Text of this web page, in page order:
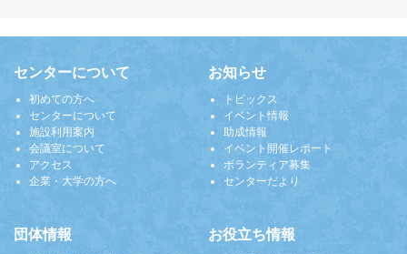
センターについて
初めての方へ
センターについて
施設利用案内
会議室について
アクセス
企業・大学の方へ
お知らせ
トピックス
イベント情報
助成情報
イベント開催レポート
ボランティア募集
センターだより
団体情報 お役立ち情報